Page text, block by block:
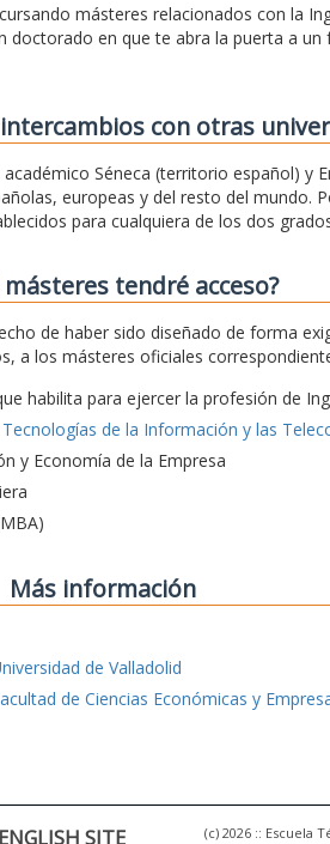
másteres relacionados con la
doctorado en que te abra la puerta a
con otras
Séneca (territorio español) y
europeas y del resto del mundo.
para cualquiera de los dos
másteres tendré acceso?
de haber sido diseñado de forma
a los másteres oficiales
habilita para ejercer la profesión de
de la Información y las
y Economía de la Empresa
Más información
de Valladolid
de Ciencias Económicas y
SITE
(c) 2026 :: Escuela